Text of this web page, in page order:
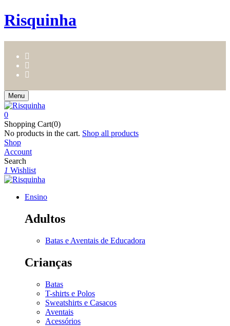
Risquinha
Menu
0
Shopping Cart(0)
No products in the cart. Shop all products
Shop
Account
Search
1 Wishlist
Ensino
Adultos
Batas e Aventais de Educadora
Crianças
Batas
T-shirts e Polos
Sweatshirts e Casacos
Aventais
Acessórios